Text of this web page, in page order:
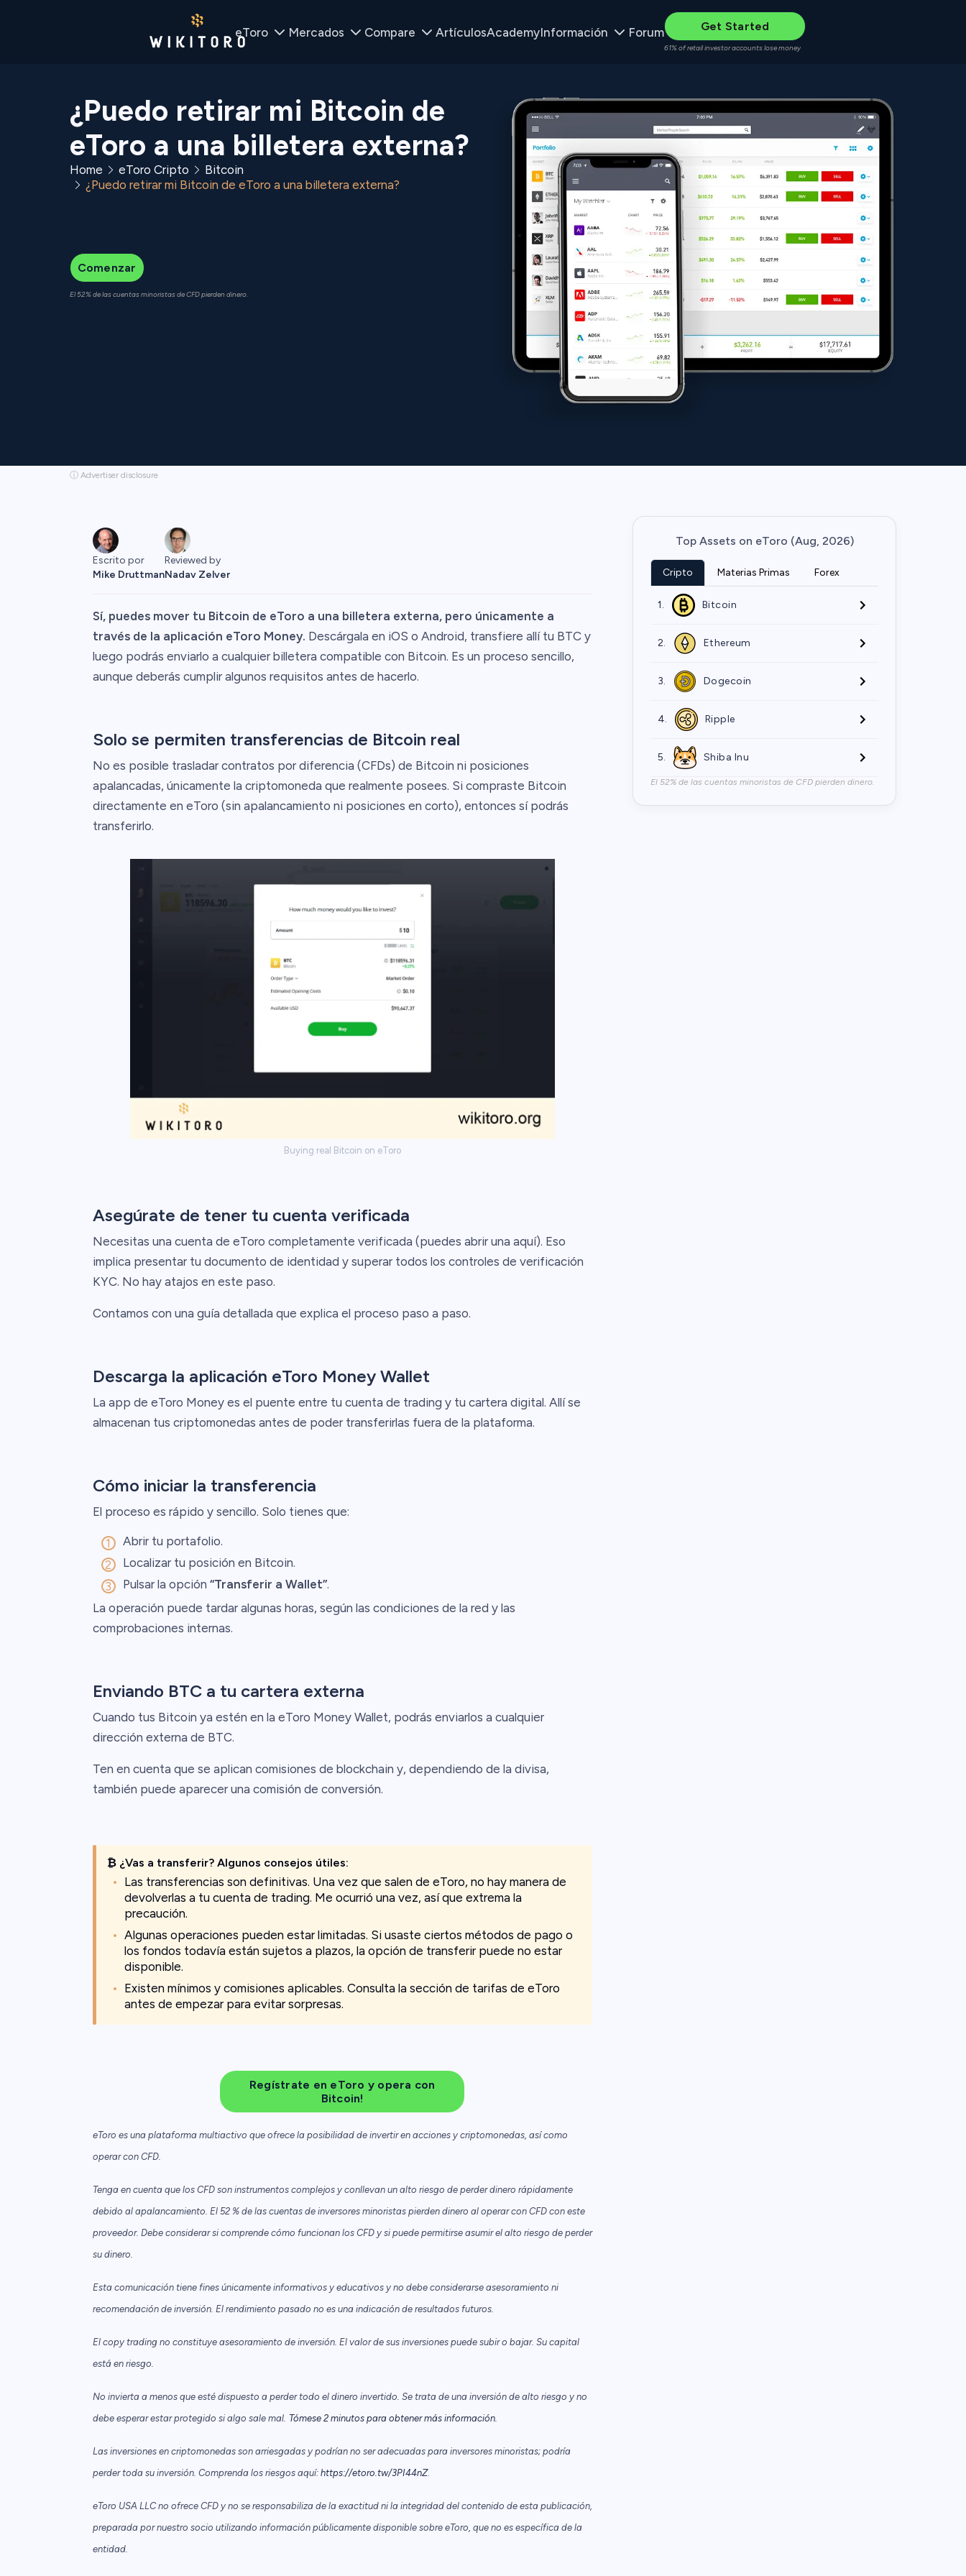
eToro Mercados Compare ArtículosAcademyInformación Forum Get Started
61% of retail investor accounts lose money
¿Puedo retirar mi Bitcoin de
eToro a una billetera externa?
Home eToro Cripto
Bitcoin
¿Puedo retirar mi Bitcoin de eToro a una billetera externa?
Comenzar
El 52% de las cuentas minoristas de CFD pierden dinero.
ⓘ Advertiser disclosure
Escrito por
Mike Druttman
Reviewed by
Nadav Zelver
Sí, puedes mover tu Bitcoin de eToro a una billetera externa, pero únicamente a
través de la aplicación eToro Money. Descárgala en iOS o Android, transfiere allí tu BTC y
luego podrás enviarlo a cualquier billetera compatible con Bitcoin. Es un proceso sencillo,
aunque deberás cumplir algunos requisitos antes de hacerlo.
Solo se permiten transferencias de Bitcoin real
No es posible trasladar contratos por diferencia (CFDs) de Bitcoin ni posiciones
apalancadas, únicamente la criptomoneda que realmente posees. Si compraste Bitcoin
directamente en eToro (sin apalancamiento ni posiciones en corto), entonces sí podrás
transferirlo.
Buying real Bitcoin on eToro
Asegúrate de tener tu cuenta verificada
Necesitas una cuenta de eToro completamente verificada (puedes abrir una aquí). Eso
implica presentar tu documento de identidad y superar todos los controles de verificación
KYC. No hay atajos en este paso.
Contamos con una guía detallada que explica el proceso paso a paso.
Descarga la aplicación eToro Money Wallet
La app de eToro Money es el puente entre tu cuenta de trading y tu cartera digital. Allí se
almacenan tus criptomonedas antes de poder transferirlas fuera de la plataforma.
Cómo iniciar la transferencia
El proceso es rápido y sencillo. Solo tienes que:
Abrir tu portafolio.
Localizar tu posición en Bitcoin.
Pulsar la opción “Transferir a Wallet”.
La operación puede tardar algunas horas, según las condiciones de la red y las
comprobaciones internas.
Enviando BTC a tu cartera externa
Cuando tus Bitcoin ya estén en la eToro Money Wallet, podrás enviarlos a cualquier
dirección externa de BTC.
Ten en cuenta que se aplican comisiones de blockchain y, dependiendo de la divisa,
también puede aparecer una comisión de conversión.
₿ ¿Vas a transferir? Algunos consejos útiles:
Las transferencias son definitivas. Una vez que salen de eToro, no hay manera de
devolverlas a tu cuenta de trading. Me ocurrió una vez, así que extrema la
precaución.
Algunas operaciones pueden estar limitadas. Si usaste ciertos métodos de pago o
los fondos todavía están sujetos a plazos, la opción de transferir puede no estar
disponible.
Existen mínimos y comisiones aplicables. Consulta la sección de tarifas de eToro
antes de empezar para evitar sorpresas.
Regístrate en eToro y opera con
Bitcoin!
eToro es una plataforma multiactivo que ofrece la posibilidad de invertir en acciones y criptomonedas, así como
operar con CFD.
Tenga en cuenta que los CFD son instrumentos complejos y conllevan un alto riesgo de perder dinero rápidamente
debido al apalancamiento. El 52 % de las cuentas de inversores minoristas pierden dinero al operar con CFD con este
proveedor. Debe considerar si comprende cómo funcionan los CFD y si puede permitirse asumir el alto riesgo de perder
su dinero.
Esta comunicación tiene fines únicamente informativos y educativos y no debe considerarse asesoramiento ni
recomendación de inversión. El rendimiento pasado no es una indicación de resultados futuros.
El copy trading no constituye asesoramiento de inversión. El valor de sus inversiones puede subir o bajar. Su capital
está en riesgo.
No invierta a menos que esté dispuesto a perder todo el dinero invertido. Se trata de una inversión de alto riesgo y no
debe esperar estar protegido si algo sale mal. Tómese 2 minutos para obtener más información.
Las inversiones en criptomonedas son arriesgadas y podrían no ser adecuadas para inversores minoristas; podría
perder toda su inversión. Comprenda los riesgos aquí: https://etoro.tw/3PI44nZ.
eToro USA LLC no ofrece CFD y no se responsabiliza de la exactitud ni la integridad del contenido de esta publicación,
preparada por nuestro socio utilizando información públicamente disponible sobre eToro, que no es específica de la
entidad.
Top Assets on eToro (Aug, 2026)
Cripto Materias Primas Forex
1. Bitcoin
2. Ethereum
3. Dogecoin
4. Ripple
5. Shiba Inu
El 52% de las cuentas minoristas de CFD pierden dinero.